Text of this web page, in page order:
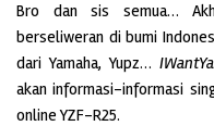
Bro dan sis semua…
berseliweran di bumi
dari Yamaha, Yupz…
akan informasi-informasi
online YZF-R25.